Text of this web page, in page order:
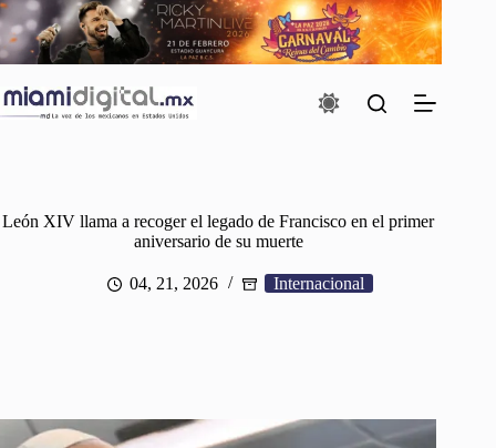
Saltar
al
contenido
León XIV llama a recoger el legado de Francisco en el primer
aniversario de su muerte
04, 21, 2026 Internacional